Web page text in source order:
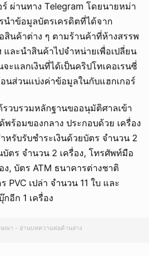
ผ่านทาง Telegram โดยนายหม่า
นำข้อมูลบัตรเครดิตที่ได้จาก
สินค้าต่าง ๆ ตามร้านค้าที่ห้างสรรพ
และนำสินค้าไปจำหน่ายเพื่อเปลี่ยน
จะแลกเงินที่ได้เป็นคริปโทเคอเรนซี่
นส่วนแบ่งค่าข้อมูลในกับแฮกเกอร์
รวบรวมหลักฐานขออนุมัติศาลเข้า
ร้อมของกลาง ประกอบด้วย เครื่อง
หรับรับชำระเงินด้วยบัตร จำนวน 2
บัตร จำนวน 2 เครื่อง, โทรศัพท์มือ
ง, บัตร ATM ธนาคารต่างชาติ
PVC เปล่า จำนวน 11 ใบ และ
อีก 1 เครื่อง
ณา - อ่านบทความต่อด้านล่าง